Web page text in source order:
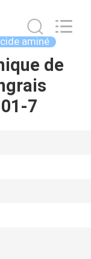
aminé
de
7